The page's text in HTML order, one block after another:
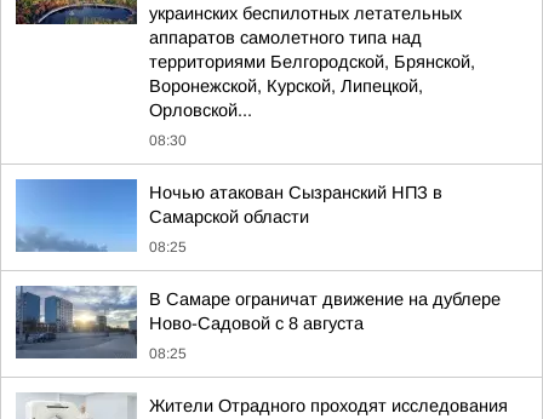
украинских беспилотных летательных
аппаратов самолетного типа над
территориями Белгородской, Брянской,
Воронежской, Курской, Липецкой,
Орловской...
08:30
Ночью атакован Сызранский НПЗ в
Самарской области
08:25
В Самаре ограничат движение на дублере
Ново-Садовой с 8 августа
08:25
Жители Отрадного проходят исследования